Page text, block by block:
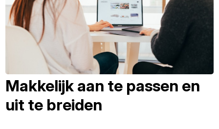
Makkelijk aan te passen en
uit te breiden